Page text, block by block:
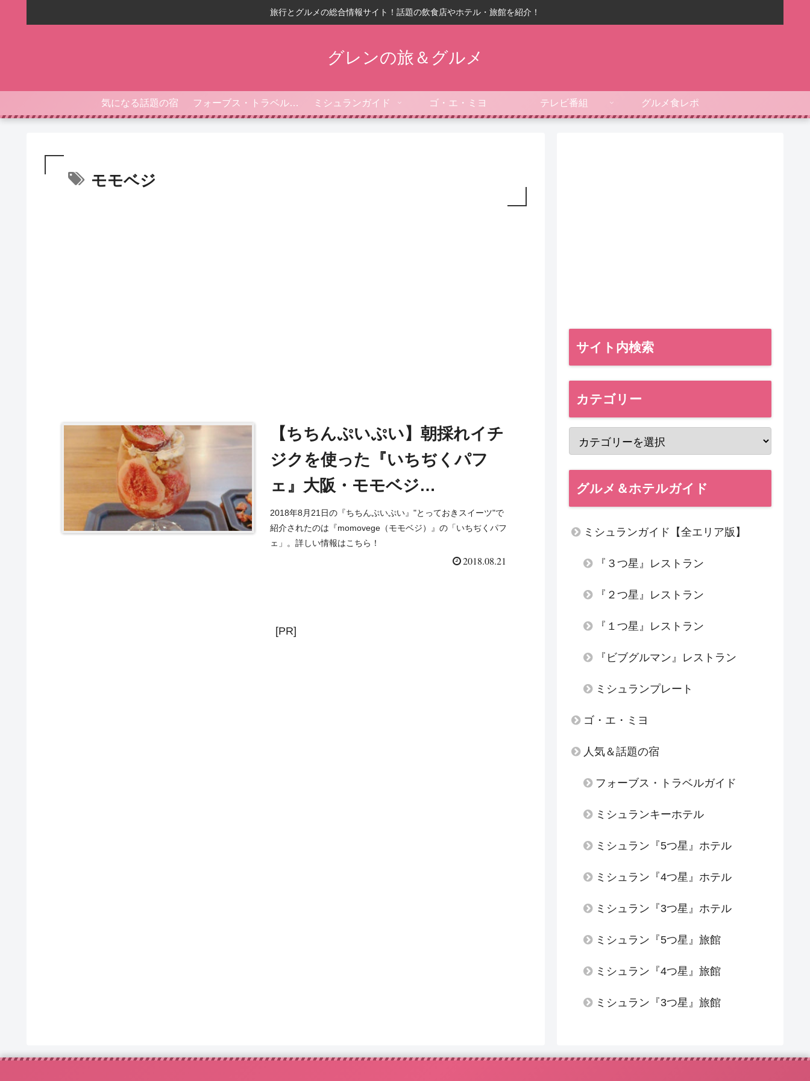
旅行とグルメの総合情報サイト！話題の飲食店やホテル・旅館を紹介！
グレンの旅＆グルメ
気になる話題の宿 フォーブス・トラベルガイド ミシュランガイド ゴ・エ・ミヨ テレビ番組 グルメ食レポ
モモベジ
【ちちんぷいぷい】朝採れイチ
ジクを使った『いちぢくパフ
ェ』大阪・モモベジ
（2018/8/21）
2018年8月21日の『ちちんぷいぷい』"とっておきスイーツ"で
紹介されたのは『momovege（モモベジ）』の「いちぢくパフ
ェ」。詳しい情報はこちら！
2018.08.21
[PR]
サイト内検索
カテゴリー
グルメ＆ホテルガイド
ミシュランガイド【全エリア版】
『３つ星』レストラン
『２つ星』レストラン
『１つ星』レストラン
『ビブグルマン』レストラン
ミシュランプレート
ゴ・エ・ミヨ
人気＆話題の宿
フォーブス・トラベルガイド
ミシュランキーホテル
ミシュラン『5つ星』ホテル
ミシュラン『4つ星』ホテル
ミシュラン『3つ星』ホテル
ミシュラン『5つ星』旅館
ミシュラン『4つ星』旅館
ミシュラン『3つ星』旅館